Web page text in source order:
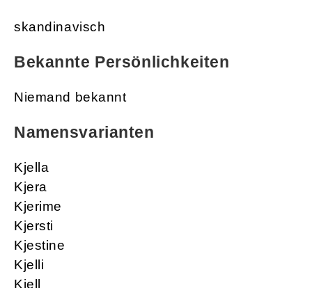
skandinavisch
Bekannte Persönlichkeiten
Niemand bekannt
Namensvarianten
Kjella
Kjera
Kjerime
Kjersti
Kjestine
Kjelli
Kjell